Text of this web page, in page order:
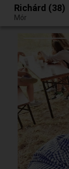
Egy jó randiból bármi
Richárd (38)
Mór